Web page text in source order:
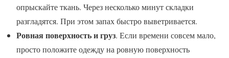
опрыскайте ткань. Через несколько минут складки
разгладятся. При этом запах быстро выветривается.
Ровная поверхность и груз. Если времени совсем мало,
просто положите одежду на ровную поверхность